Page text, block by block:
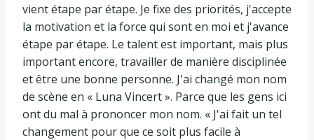
vient étape par étape. Je fixe des priorités, j'accepte
la motivation et la force qui sont en moi et j'avance
étape par étape. Le talent est important, mais plus
important encore, travailler de manière disciplinée
et être une bonne personne. J'ai changé mon nom
de scène en « Luna Vincert ». Parce que les gens ici
ont du mal à prononcer mon nom. « J'ai fait un tel
changement pour que ce soit plus facile à